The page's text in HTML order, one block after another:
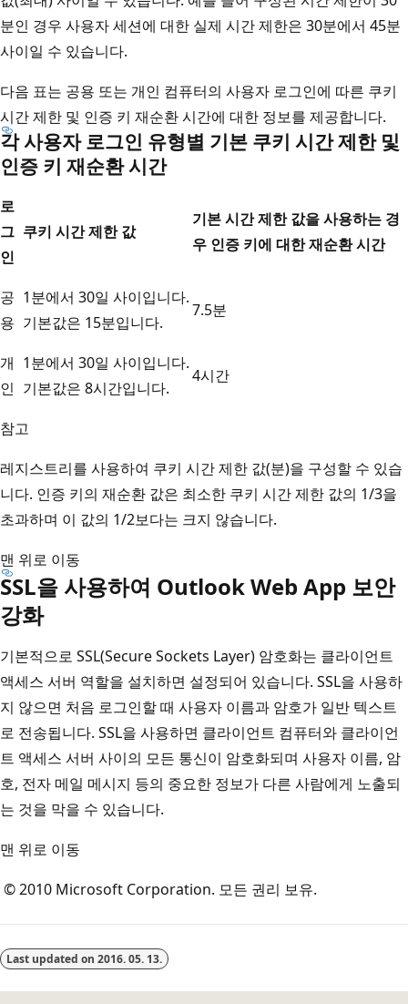
분인 경우 사용자 세션에 대한 실제 시간 제한은 30분에서 45분
사이일 수 있습니다.
다음 표는 공용 또는 개인 컴퓨터의 사용자 로그인에 따른 쿠키
시간 제한 및 인증 키 재순환 시간에 대한 정보를 제공합니다.
각 사용자 로그인 유형별 기본 쿠키 시간 제한 및
인증 키 재순환 시간
로
그
인
쿠키 시간 제한 값
기본 시간 제한 값을 사용하는 경
우 인증 키에 대한 재순환 시간
공
용
1분에서 30일 사이입니다.
기본값은 15분입니다.
7.5분
개
인
1분에서 30일 사이입니다.
기본값은 8시간입니다.
4시간
참고
레지스트리를 사용하여 쿠키 시간 제한 값(분)을 구성할 수 있습
니다. 인증 키의 재순환 값은 최소한 쿠키 시간 제한 값의 1/3을
초과하며 이 값의 1/2보다는 크지 않습니다.
맨 위로 이동
SSL을 사용하여 Outlook Web App 보안
강화
기본적으로 SSL(Secure Sockets Layer) 암호화는 클라이언트
액세스 서버 역할을 설치하면 설정되어 있습니다. SSL을 사용하
지 않으면 처음 로그인할 때 사용자 이름과 암호가 일반 텍스트
로 전송됩니다. SSL을 사용하면 클라이언트 컴퓨터와 클라이언
트 액세스 서버 사이의 모든 통신이 암호화되며 사용자 이름, 암
호, 전자 메일 메시지 등의 중요한 정보가 다른 사람에게 노출되
는 것을 막을 수 있습니다.
맨 위로 이동
© 2010 Microsoft Corporation. 모든 권리 보유.
Last updated on 2016. 05. 13.